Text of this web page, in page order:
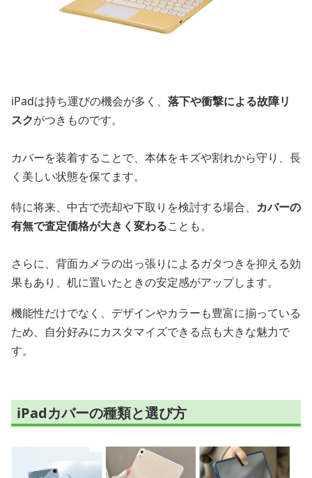
iPadは持ち運びの機会が多く、 落下や衝撃による故障リ
スクがつきものです。
カバーを装着することで、本体をキズや割れから守り、長
く美しい状態を保てます。
特に将来、中古で売却や下取りを検討する場合、 カバーの
有無で査定価格が大きく変わることも。
さらに、背面カメラの出っ張りによるガタつきを抑える効
果もあり、机に置いたときの安定感がアップします。
機能性だけでなく、デザインやカラーも豊富に揃っている
ため、自分好みにカスタマイズできる点も大きな魅力で
す。
iPadカバーの種類と選び方